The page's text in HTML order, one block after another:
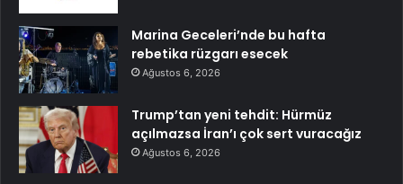
Marina Geceleri’nde bu hafta
rebetika rüzgarı esecek
Ağustos 6, 2026
Trump’tan yeni tehdit: Hürmüz
açılmazsa İran’ı çok sert vuracağız
Ağustos 6, 2026